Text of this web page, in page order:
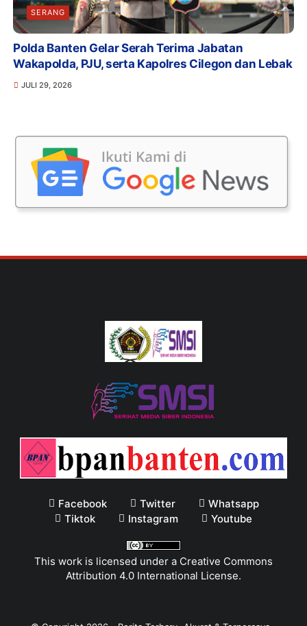
SERANG
Polda Banten Gelar Serah Terima Jabatan
Wakapolda, PJU, serta Kapolres Cilegon dan Lebak
JULI 29, 2026
Facebook Twitter
Whatsapp
Tiktok
Instagram Youtube
This work is licensed under a Creative Commons
Attribution 4.0 International License.